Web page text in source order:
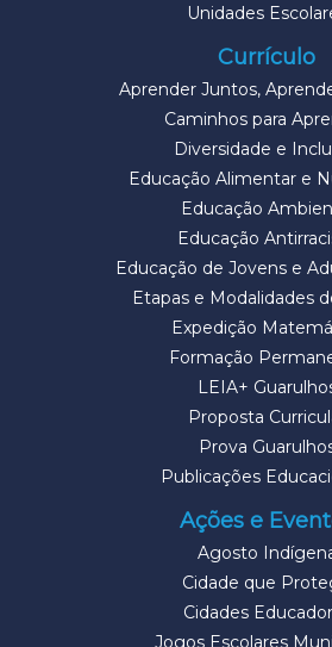
Unidades
Currículo
Aprender Juntos,
Caminhos para
Diversidade e
Educação Alimentar e
Educação
Educação
Educação de Jovens e
Etapas e Modalidades
Expedição
Formação
LEIA+
Proposta
Prova
Publicações
Ações e
Agosto
Cidade que
Cidades
Jogos Escolares